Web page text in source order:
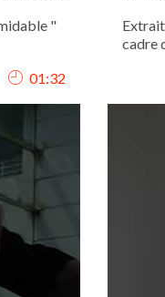
"
01:32
cadre